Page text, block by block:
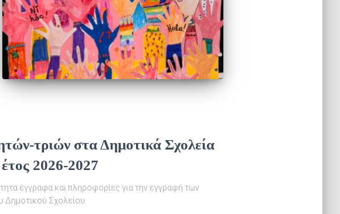
τριών στα Δημοτικά Σχολεία
2026-2027
έγγραφα και πληροφορίες για την εγγραφή των
Δημοτικού Σχολείου.